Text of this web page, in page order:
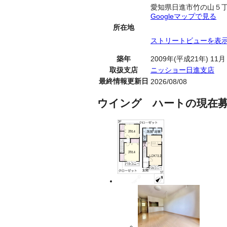
所在地
愛知県日進市竹の山５
Googleマップで見る
ストリートビューを表
築年
2009年(平成21年) 11月
取扱支店
ニッショー日進支店
最終情報更新日 2026/08/08
ウイング ハートの現在